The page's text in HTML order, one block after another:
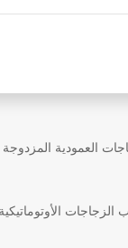
العمودية المزدوجة
الزجاجات